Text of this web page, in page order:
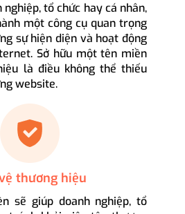
tổ chức hay cá nhân,
một công cụ quan trọng
sự hiện diện và hoạt động
Sở hữu một tên miền
là điều không thể thiếu
website.
thương hiệu
sẽ giúp doanh nghiệp, tổ